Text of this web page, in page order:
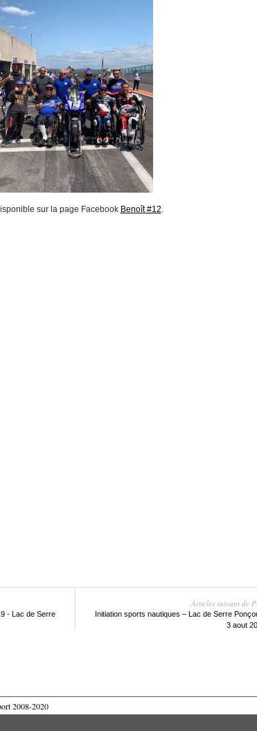
sur la page Facebook Benoît #12.
- Lac de Serre
Articles suivant de
Initiation sports nautiques – Lac de Serre
3 aout
2008-2020